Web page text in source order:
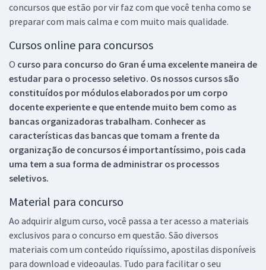
concursos que estão por vir faz com que você tenha como se
preparar com mais calma e com muito mais qualidade.
Cursos online para concursos
O curso para concurso do Gran é uma excelente maneira de
estudar para o processo seletivo. Os nossos cursos são
constituídos por módulos elaborados por um corpo
docente experiente e que entende muito bem como as
bancas organizadoras trabalham. Conhecer as
características das bancas que tomam a frente da
organização de concursos é importantíssimo, pois cada
uma tem a sua forma de administrar os processos
seletivos.
Material para concurso
Ao adquirir algum curso, você passa a ter acesso a materiais
exclusivos para o concurso em questão. São diversos
materiais com um conteúdo riquíssimo, apostilas disponíveis
para download e videoaulas. Tudo para facilitar o seu